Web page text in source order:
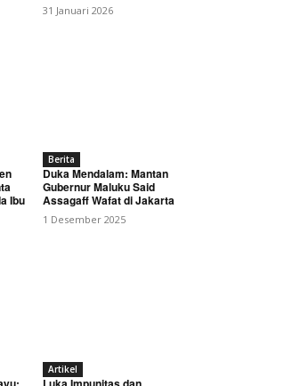
31 Januari 2026
Ibu
Berita
Duka Mendalam: Mantan
Gubernur Maluku Said
Assagaff Wafat di Jakarta
1 Desember 2025
Artikel